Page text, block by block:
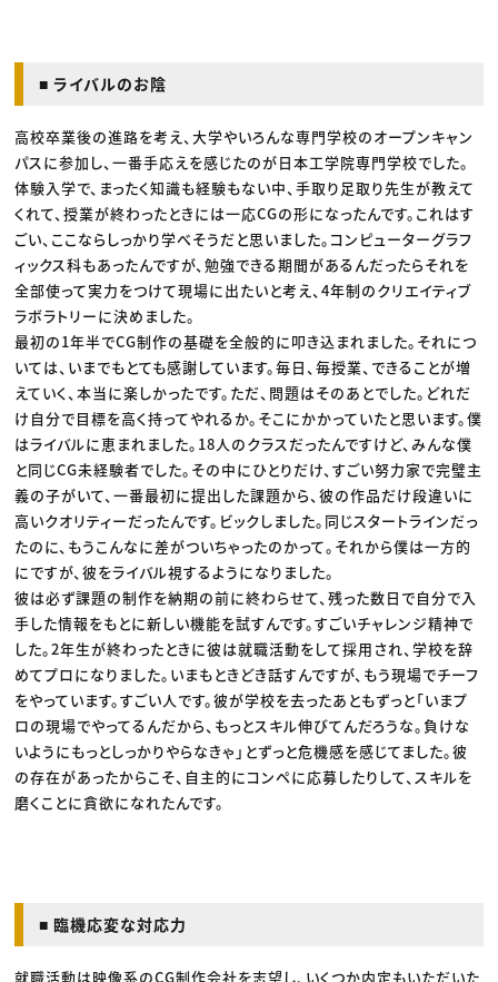
■ ライバルのお陰
高校卒業後の進路を考え、大学やいろんな専門学校のオープンキャン
パスに参加し、一番手応えを感じたのが日本工学院専門学校でした。
体験入学で、まったく知識も経験もない中、手取り足取り先生が教えて
くれて、授業が終わったときには一応CGの形になったんです。これはす
ごい、ここならしっかり学べそうだと思いました。コンピューターグラフ
ィックス科もあったんですが、勉強できる期間があるんだったらそれを
全部使って実力をつけて現場に出たいと考え、4年制のクリエイティブ
ラボラトリーに決めました。
最初の1年半でCG制作の基礎を全般的に叩き込まれました。それにつ
いては、いまでもとても感謝しています。毎日、毎授業、できることが増
えていく、本当に楽しかったです。ただ、問題はそのあとでした。どれだ
け自分で目標を高く持ってやれるか。そこにかかっていたと思います。僕
はライバルに恵まれました。18人のクラスだったんですけど、みんな僕
と同じCG未経験者でした。その中にひとりだけ、すごい努力家で完璧主
義の子がいて、一番最初に提出した課題から、彼の作品だけ段違いに
高いクオリティーだったんです。ビックしました。同じスタートラインだっ
たのに、もうこんなに差がついちゃったのかって。それから僕は一方的
にですが、彼をライバル視するようになりました。
彼は必ず課題の制作を納期の前に終わらせて、残った数日で自分で入
手した情報をもとに新しい機能を試すんです。すごいチャレンジ精神で
した。2年生が終わったときに彼は就職活動をして採用され、学校を辞
めてプロになりました。いまもときどき話すんですが、もう現場でチーフ
をやっています。すごい人です。彼が学校を去ったあともずっと「いまプ
ロの現場でやってるんだから、もっとスキル伸びてんだろうな。負けな
いようにもっとしっかりやらなきゃ」とずっと危機感を感じてました。彼
の存在があったからこそ、自主的にコンペに応募したりして、スキルを
磨くことに貪欲になれたんです。
■ 臨機応変な対応力
就職活動は映像系のCG制作会社を志望し、いくつか内定もいただいた